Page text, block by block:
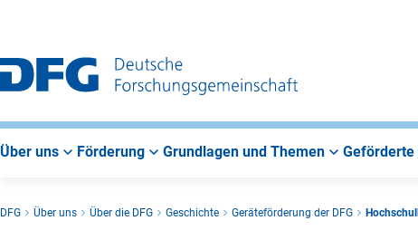
Über uns Förderung Grundlagen und Themen
DFG Über uns Über die DFG Geschichte Geräteförderung der DFG